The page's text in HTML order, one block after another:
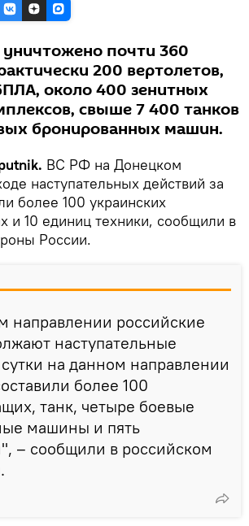
почти 360
200 вертолетов,
около 400 зенитных
свыше 7 400 танков
бронированных машин.
ВС РФ на Донецком
наступательных действий за
более 100 украинских
и 10 единиц техники, сообщили в
России.
направлении российские
наступательные
на данном направлении
более 100
танк, четыре боевые
машины и пять
– сообщили в российском